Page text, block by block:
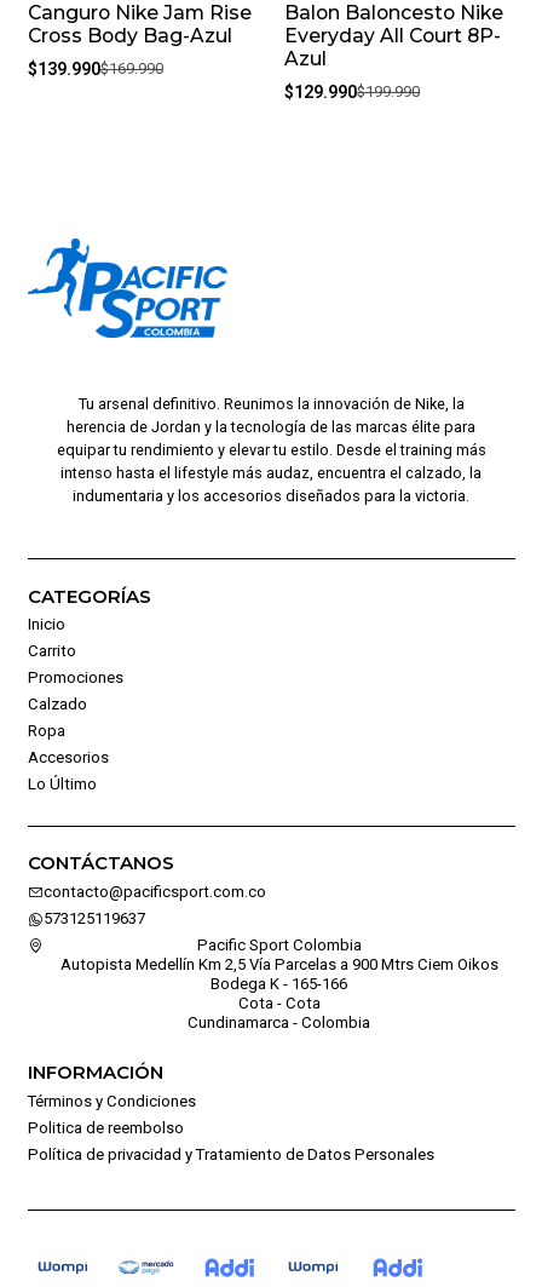
-18%
Canguro Nike Jam Rise
Cross Body Bag-Azul
$139.990$169.990
-35%
Balon Baloncesto Nike
Everyday All Court 8P-
Azul
$129.990$199.990
Tu arsenal definitivo. Reunimos la innovación de Nike, la
herencia de Jordan y la tecnología de las marcas élite para
equipar tu rendimiento y elevar tu estilo. Desde el training más
intenso hasta el lifestyle más audaz, encuentra el calzado, la
indumentaria y los accesorios diseñados para la victoria.
CATEGORÍAS
Inicio
Carrito
Promociones
Calzado
Ropa
Accesorios
Lo Último
CONTÁCTANOS
contacto@pacificsport.com.co
573125119637
Pacific Sport Colombia
Autopista Medellín Km 2,5 Vía Parcelas a 900 Mtrs Ciem Oikos
Bodega K - 165-166
Cota - Cota
Cundinamarca - Colombia
INFORMACIÓN
Términos y Condiciones
Politica de reembolso
Política de privacidad y Tratamiento de Datos Personales